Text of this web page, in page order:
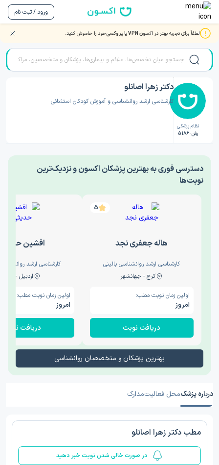
ورود / ثبت نام
لطفاً برای تجربه بهتر در اکسون،VPN یا پروکسی خود را خاموش کنید. صفحه اصلی/دکتر روانشناسی/دکتر زهرا اصانلو
نظام پزشکی
رش-5186
دکتر زهرا اصانلو
کارشناسی ارشد روانشناسی و آموزش کودکان استثنائی
‎دسترسی فوری به بهترین پزشکان اکسون و نزدیک‌ترین
نوبت‌ها
5
هاله جعفری نجد
کارشناسی ارشد روانشناسی بالینی
کرج - جهانشهر
اولین زمان نوبت مطب:
امروز
دریافت نوبت
افشین
کارشناسی ارشد
اردبیل - والی
اولین زمان نوبت مطب:
امروز
دریافت نوبت
بهترین پزشکان و متخصصان روانشناسی
درباره پزشکمحل فعالیتمدارک
مطب دکتر زهرا اصانلو
در صورت خالی شدن نوبت خبر دهید